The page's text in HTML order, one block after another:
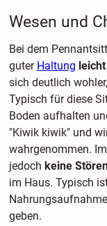
Wesen und
Bei dem
guter Haltung
sich deutlich
Typisch für diese
Boden aufhalten
"Kiwik kiwik" und
wahrgenommen.
jedoch keine
im Haus. Typisch
geben.